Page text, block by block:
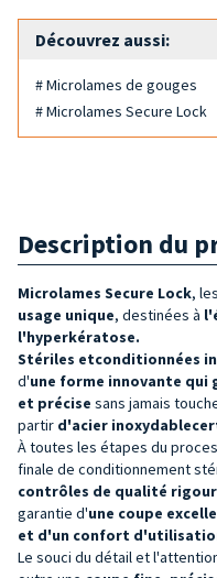
Découvrez aussi:
# Microlames de gouges
# Microlames Secure Lock
Description du
Microlames Secure Lock,
usage unique, destinées à
l'hyperkératose.
Stériles etconditionnées
d'une forme innovante
et précise sans jamais
partir d'acier inoxydable
À toutes les étapes du
finale de conditionnement
contrôles de qualité
garantie d'une coupe
et d'un confort
Le souci du détail et